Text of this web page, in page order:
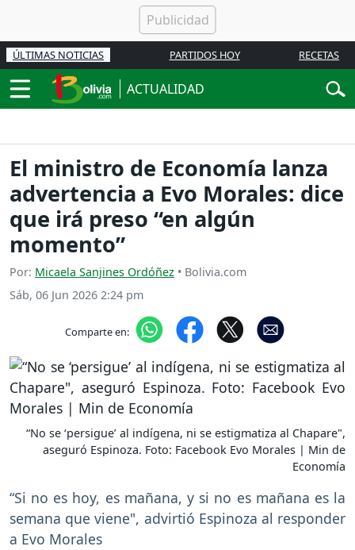
ÚLTIMAS NOTICIAS PARTIDOS HOY RECETAS
ACTUALIDAD
El ministro de Economía lanza
advertencia a Evo Morales: dice
que irá preso “en algún
momento”
Por: Micaela Sanjines Ordóñez • Bolivia.com
Sáb, 06 Jun 2026 2:24 pm
Comparte en:
“No se ‘persigue’ al indígena, ni se estigmatiza al Chapare",
aseguró Espinoza. Foto: Facebook Evo Morales | Min de
Economía
“Si no es hoy, es mañana, y si no es mañana es la
semana que viene", advirtió Espinoza al responder
a Evo Morales